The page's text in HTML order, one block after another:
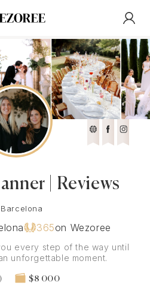
| Reviews
Barcelona
365on Wezoree
every step of the way until
unforgettable moment.
$8 000